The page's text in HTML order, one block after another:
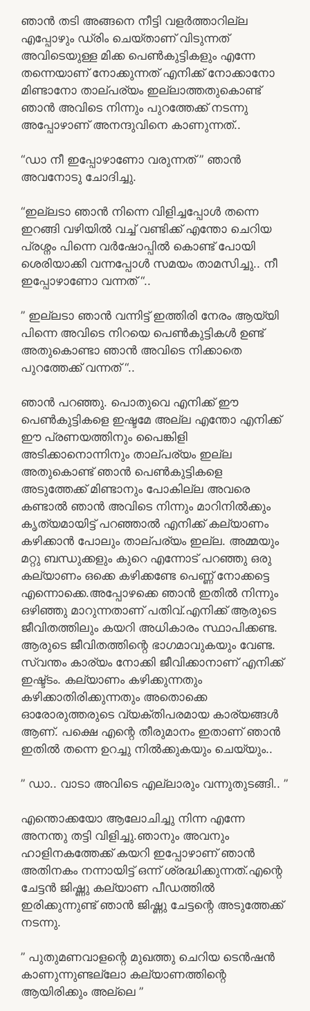
ഞാൻ തടി അങ്ങനെ നീട്ടി വളർത്താറില്ല
എപ്പോഴും ഡ്രിം ചെയ്താണ് വിടുന്നത്
അവിടെയുള്ള മിക്ക പെൺകുട്ടികളും എന്നേ
തന്നെയാണ് നോക്കുന്നത് എനിക്ക് നോക്കാനോ
മിണ്ടാനോ താല്പര്യം ഇല്ലാത്തതുകൊണ്ട്
ഞാൻ അവിടെ നിന്നും പുറത്തേക്ക് നടന്നു
അപ്പോഴാണ് അനന്ദുവിനെ കാണുന്നത്..
“ഡാ നീ ഇപ്പോഴാണോ വരുന്നത് ” ഞാൻ
അവനോടു ചോദിച്ചു.
“ഇല്ലടാ ഞാൻ നിന്നെ വിളിച്ചപ്പോൾ തന്നെ
ഇറങ്ങി വഴിയിൽ വച്ച് വണ്ടിക്ക് എന്തോ ചെറിയ
പ്രശ്നം പിന്നെ വർഷോപ്പിൽ കൊണ്ട് പോയി
ശെരിയാക്കി വന്നപ്പോൾ സമയം താമസിച്ചു.. നീ
ഇപ്പോഴാണോ വന്നത് “..
” ഇല്ലടാ ഞാൻ വന്നിട്ട് ഇത്തിരി നേരം ആയ്യി
പിന്നെ അവിടെ നിറയെ പെൺകുട്ടികൾ ഉണ്ട്
അതുകൊണ്ടാ ഞാൻ അവിടെ നിക്കാതെ
പുറത്തേക്ക് വന്നത് “..
ഞാൻ പറഞ്ഞു. പൊതുവെ എനിക്ക് ഈ
പെൺകുട്ടികളെ ഇഷ്ടമേ അല്ല എന്തോ എനിക്ക്
ഈ പ്രണയത്തിനും പൈങ്കിളി
അടിക്കാനൊന്നിനും താല്പര്യം ഇല്ല
അതുകൊണ്ട് ഞാൻ പെൺകുട്ടികളെ
അടുത്തേക്ക് മിണ്ടാനും പോകില്ല അവരെ
കണ്ടാൽ ഞാൻ അവിടെ നിന്നും മാറിനിൽക്കും
കൃത്യമായിട്ട് പറഞ്ഞാൽ എനിക്ക് കല്യാണം
കഴിക്കാൻ പോലും താല്പര്യം ഇല്ല. അമ്മയും
മറ്റു ബന്ധുക്കളും കുറെ എന്നോട് പറഞ്ഞു ഒരു
കല്യാണം ഒക്കെ കഴിക്കണ്ടേ പെണ്ണ് നോക്കട്ടെ
എന്നൊക്കെ.അപ്പോഴക്കെ ഞാൻ ഇതിൽ നിന്നും
ഒഴിഞ്ഞു മാറുന്നതാണ് പതിവ്.എനിക്ക് ആരുടെ
ജീവിതത്തിലും കയറി അധികാരം സ്ഥാപിക്കണ്ട.
ആരുടെ ജീവിതത്തിന്റെ ഭാഗമാവുകയും വേണ്ട.
സ്വന്തം കാര്യം നോക്കി ജീവിക്കാനാണ് എനിക്ക്
ഇഷ്ട്ടം. കല്യാണം കഴിക്കുന്നതും
കഴിക്കാതിരിക്കുന്നതും അതൊക്കെ
ഓരോരുത്തരുടെ വ്യക്തിപരമായ കാര്യങ്ങൾ
ആണ്. പക്ഷെ എന്റെ തീരുമാനം ഇതാണ് ഞാൻ
ഇതിൽ തന്നെ ഉറച്ചു നിൽക്കുകയും ചെയ്യും..
” ഡാ.. വാടാ അവിടെ എല്ലാരും വന്നുതുടങ്ങി.. ”
എന്തൊക്കയോ ആലോചിച്ചു നിന്ന എന്നേ
അനന്തു തട്ടി വിളിച്ചു.ഞാനും അവനും
ഹാളിനകത്തേക്ക് കയറി ഇപ്പോഴാണ് ഞാൻ
അതിനകം നന്നായിട്ട് ഒന്ന് ശ്രദ്ധിക്കുന്നത്.എന്റെ
ചേട്ടൻ ജിഷ്ണു കല്യാണ പീഡത്തിൽ
ഇരിക്കുന്നുണ്ട് ഞാൻ ജിഷ്ണു ചേട്ടന്റെ അടുത്തേക്ക്
നടന്നു.
” പുതുമണവാളന്റെ മുഖത്തു ചെറിയ ടെൻഷൻ
കാണുന്നുണ്ടല്ലോ കല്യാണത്തിന്റെ
ആയിരിക്കും അല്ലെ ”